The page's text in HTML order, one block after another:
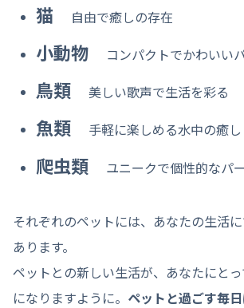
猫 自由で癒しの存在
小動物 コンパクトでかわいい
鳥類美しい歌声で生活を彩る
魚類 手軽に楽しめる水中の癒し
爬虫類 ユニークで個性的なパ
それぞれのペットには、あなたの生活
あります。
ペットとの新しい生活が、あなたにと
になりますように。 ペットと過ごす毎